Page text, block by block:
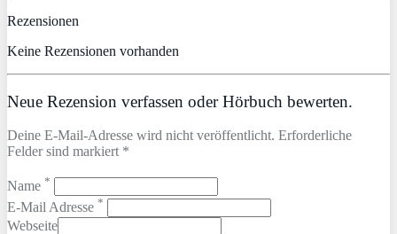
Rezensionen
Keine Rezensionen vorhanden
Neue Rezension verfassen oder Hörbuch bewerten.
Deine E-Mail-Adresse wird nicht veröffentlicht. Erforderliche
Felder sind markiert *
Name *
E-Mail Adresse *
Webseite